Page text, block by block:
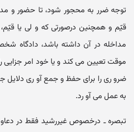
توجه ضرر به محجور شود، تا حضور و
قیّم و همچنین درصورتی که و لی یا
مداخله در آن داشته باشد، دادگاه
موقت تعیین می کند و یا خود امر جزایی
ضرو ری را برای حفظ و جمع آو ری دلایل
به عمل می آو رد.
تبصره ـ درخصوص غیررشید فقط در